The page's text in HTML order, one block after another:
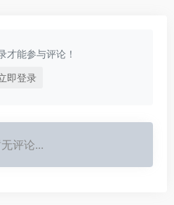
才能参与评论！
即登录
评论...